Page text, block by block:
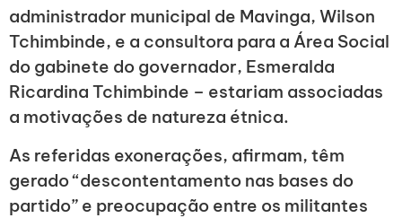
administrador municipal de Mavinga, Wilson
Tchimbinde, e a consultora para a Área Social
do gabinete do governador, Esmeralda
Ricardina Tchimbinde – estariam associadas
a motivações de natureza étnica.
As referidas exonerações, afirmam, têm
gerado “descontentamento nas bases do
partido” e preocupação entre os militantes